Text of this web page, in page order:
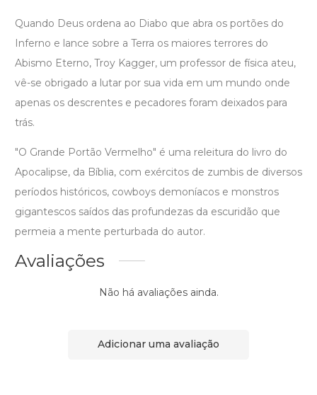
Quando Deus ordena ao Diabo que abra os portões do
Inferno e lance sobre a Terra os maiores terrores do
Abismo Eterno, Troy Kagger, um professor de física ateu,
vê-se obrigado a lutar por sua vida em um mundo onde
apenas os descrentes e pecadores foram deixados para
trás.
"O Grande Portão Vermelho" é uma releitura do livro do
Apocalipse, da Bíblia, com exércitos de zumbis de diversos
períodos históricos, cowboys demoníacos e monstros
gigantescos saídos das profundezas da escuridão que
permeia a mente perturbada do autor.
Avaliações
Não há avaliações ainda.
Adicionar uma avaliação